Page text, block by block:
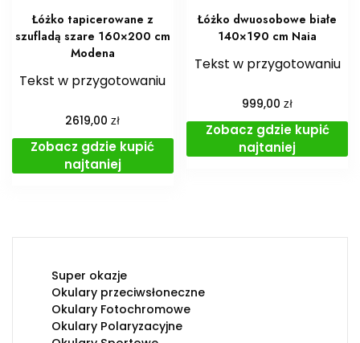
Łóżko tapicerowane z
szufladą szare 160×200 cm
Modena
Tekst w przygotowaniu
2619,00zł
Zobacz gdzie kupić
najtaniej
Łóżko dwuosobowe białe
140×190 cm Naia
Tekst w przygotowaniu
999,00zł
Zobacz gdzie kupić
najtaniej
Super okazje
Okulary przeciwsłoneczne
Okulary Fotochromowe
Okulary Polaryzacyjne